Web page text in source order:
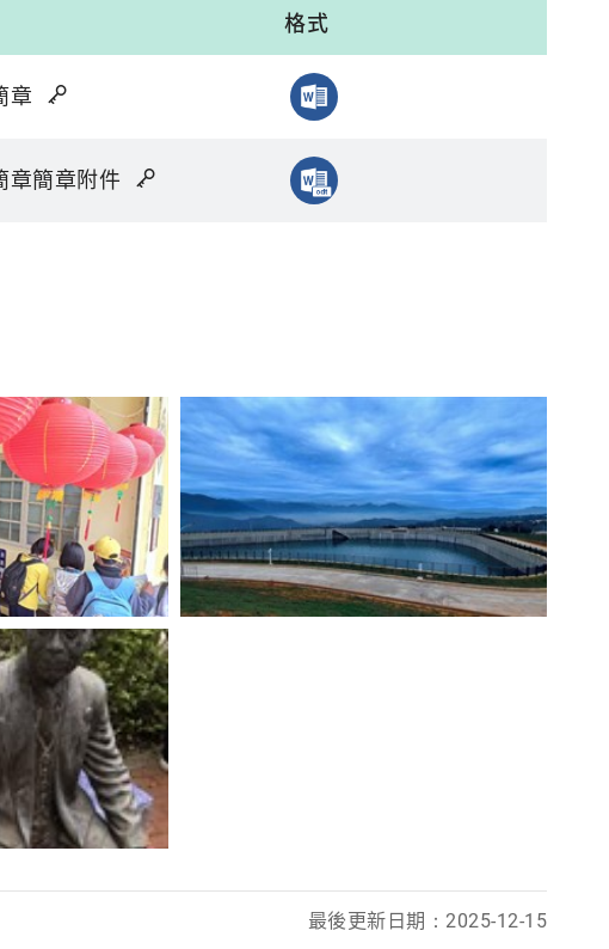
格式
章
章簡章附件
最後更新日期：2025-12-15